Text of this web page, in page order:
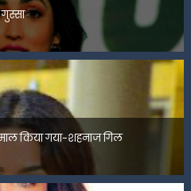
किया गया-शहनाज गिल